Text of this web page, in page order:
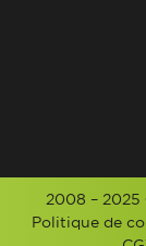
2008 – 2025
Politique de